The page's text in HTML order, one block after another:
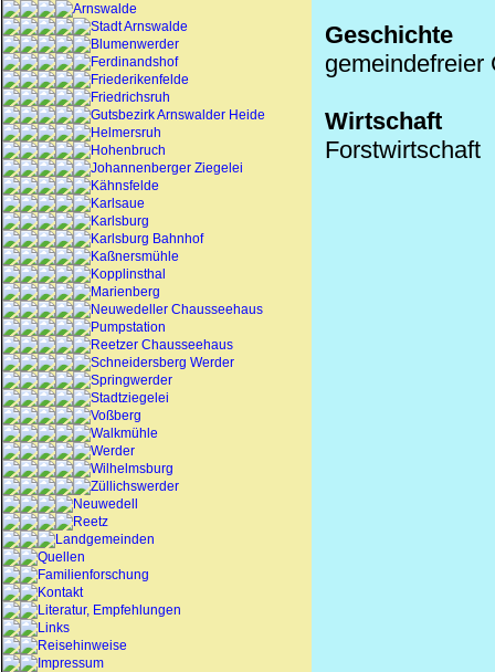
Arnswalde
Stadt Arnswalde
Blumenwerder
Ferdinandshof
Friederikenfelde
Friedrichsruh
Gutsbezirk Arnswalder Heide
Helmersruh
Hohenbruch
Johannenberger Ziegelei
Kähnsfelde
Karlsaue
Karlsburg
Karlsburg Bahnhof
Kaßnersmühle
Kopplinsthal
Marienberg
Neuwedeller Chausseehaus
Pumpstation
Reetzer Chausseehaus
Schneidersberg Werder
Springwerder
Stadtziegelei
Voßberg
Walkmühle
Werder
Wilhelmsburg
Züllichswerder
Neuwedell
Reetz
Landgemeinden
Quellen
Familienforschung
Kontakt
Literatur, Empfehlungen
Links
Reisehinweise
Impressum
Geschichte
gemeindefreier
Wirtschaft
Forstwirtschaft